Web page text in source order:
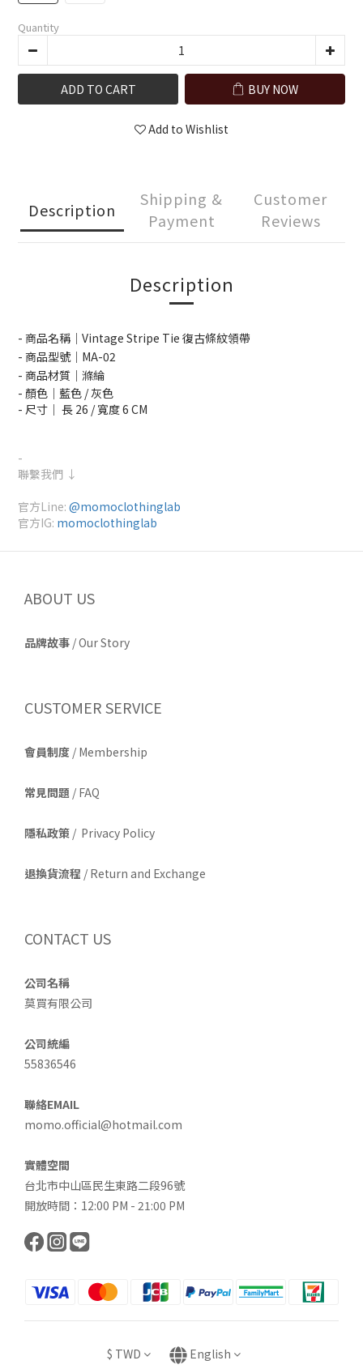
Quantity
ADD TO CART BUY NOW
Add to Wishlist
Description
Shipping &
Payment
Customer
Reviews
Description
- 商品名稱｜Vintage Stripe Tie 復古條紋領帶
- 商品型號｜MA-02
- 商品材質｜滌綸
- 顏色｜藍色 / 灰色
- 尺寸｜ 長 26 / 寬度 6 CM
-
聯繫我們 ↓
官方Line: @momoclothinglab
官方IG: momoclothinglab
ABOUT US
品牌故事 /Our Story
CUSTOMER SERVICE
會員制度 / Membership
常見問題 / FAQ
隱私政策 / Privacy Policy
退換貨流程 / Return and Exchange
CONTACT US
公司名稱
莫買有限公司
公司統編
55836546
聯絡EMAIL
momo.official@hotmail.com
實體空間
台北市中山區民生東路二段96號
開放時間：12:00 PM - 21:00 PM
$ TWD English